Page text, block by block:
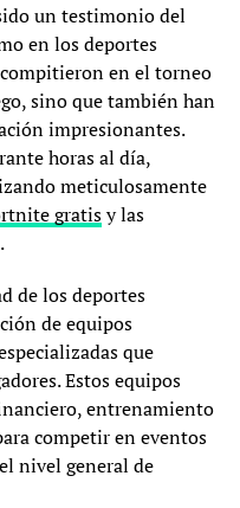
un testimonio del
en los deportes
en el torneo
sino que también han
impresionantes.
horas al día,
meticulosamente
gratisy las
de los deportes
de equipos
que
Estos equipos
entrenamiento
competir en eventos
nivel general de